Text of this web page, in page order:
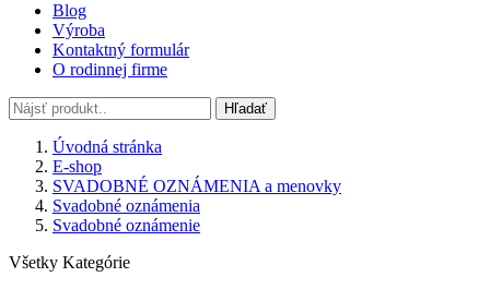
Blog
Výroba
Kontaktný formulár
O rodinnej firme
Hľadať
Úvodná stránka
E-shop
SVADOBNÉ OZNÁMENIA a menovky
Svadobné oznámenia
Svadobné oznámenie
Všetky Kategórie